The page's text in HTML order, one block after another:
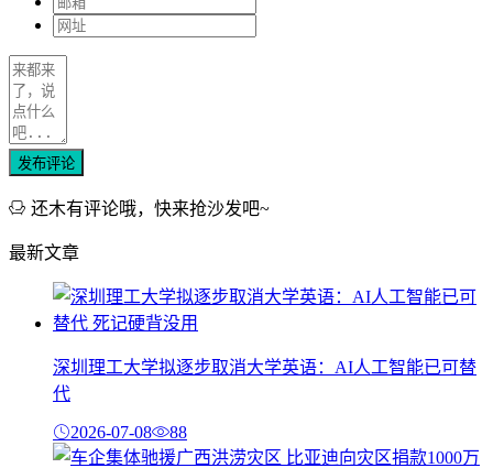
发布评论
还木有评论哦，快来抢沙发吧~
最新文章
深圳理工大学拟逐步取消大学英语：AI人工智能已可替
代
2026-07-08 88